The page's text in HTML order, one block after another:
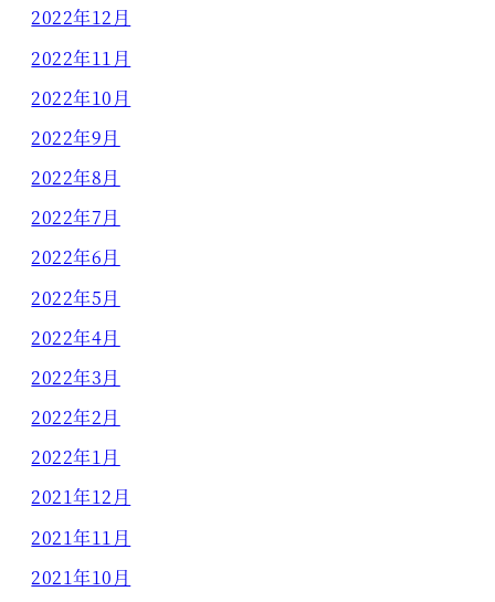
2022年12月
2022年11月
2022年10月
2022年9月
2022年8月
2022年7月
2022年6月
2022年5月
2022年4月
2022年3月
2022年2月
2022年1月
2021年12月
2021年11月
2021年10月